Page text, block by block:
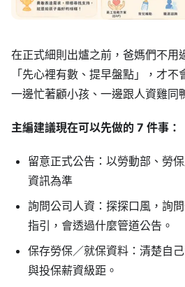
在正式細則出爐之前，爸媽們不用
「先心裡有數、提早盤點」，才不
一邊忙著顧小孩、一邊跟人資雞同
主編建議現在可以先做的 7 件事：
留意正式公告：以勞動部、勞
資訊為準
詢問公司人資：探探口風，詢
指引，會透過什麼管道公告。
保存勞保／就保資料：清楚自
與投保薪資級距。